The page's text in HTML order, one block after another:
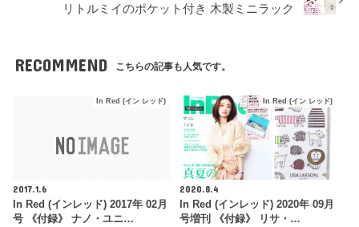
リトルミイのポケット付き 木製ミニラック
RECOMMEND こちらの記事も人気です。
In Red (イン レッド)
2017.1.6
In Red (インレッド) 2017年 02月
号 《付録》 ナノ・ユニ…
In Red (イン レッド)
2020.8.4
In Red (インレッド) 2020年 09月
号増刊 《付録》 リサ・…